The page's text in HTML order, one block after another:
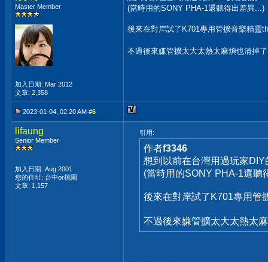
Master Member
加入日期: Mar 2012
文章: 2,358
(當時用的SONY PHA-1還聽得出差異...)
後來在對岸試了K701專用管擴音樂精靈
不過後來嫌管擴太大太熱太麻煩也清掉
2023-01-04, 02:20 AM #6
lifaung
Senior Member
加入日期: Aug 2001
您的住址: 台中or桃園
文章: 1,157
引用:
作者f3346
想到以前在台灣用過玩家
(當時用的SONY PHA-1還聽
後來在對岸試了K701專用管
不過後來嫌管擴太大太熱太